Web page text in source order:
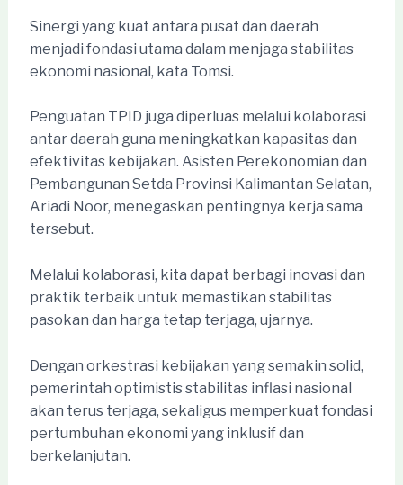
Sinergi yang kuat antara pusat dan daerah
menjadi fondasi utama dalam menjaga stabilitas
ekonomi nasional, kata Tomsi.
Penguatan TPID juga diperluas melalui kolaborasi
antar daerah guna meningkatkan kapasitas dan
efektivitas kebijakan. Asisten Perekonomian dan
Pembangunan Setda Provinsi Kalimantan Selatan,
Ariadi Noor, menegaskan pentingnya kerja sama
tersebut.
Melalui kolaborasi, kita dapat berbagi inovasi dan
praktik terbaik untuk memastikan stabilitas
pasokan dan harga tetap terjaga, ujarnya.
Dengan orkestrasi kebijakan yang semakin solid,
pemerintah optimistis stabilitas inflasi nasional
akan terus terjaga, sekaligus memperkuat fondasi
pertumbuhan ekonomi yang inklusif dan
berkelanjutan.